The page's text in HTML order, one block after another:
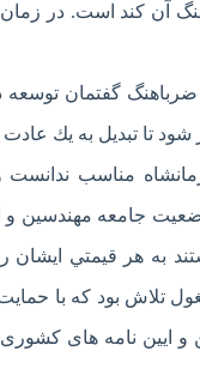
كند است. در زمان
گفتمان توسعه
شود تا تبديل به يك
مناسب
جامعه مهندسين و
به هر قيمتي ايشان
تلاش بود كه با
ایین نامه های